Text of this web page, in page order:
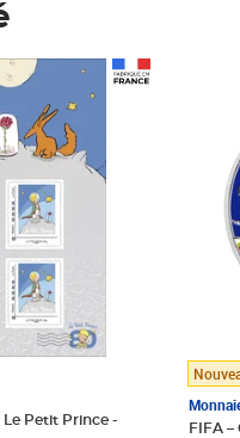
Petit Prince -
FIFA